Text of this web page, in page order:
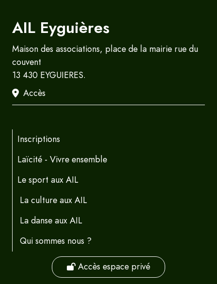
AIL Eyguières
Maison des associations, place de la mairie rue du
couvent
13 430 EYGUIERES.
Accès
Inscriptions
Laïcité - Vivre ensemble
Le sport aux AIL
La culture aux AIL
La danse aux AIL
Qui sommes nous ?
Accès espace privé